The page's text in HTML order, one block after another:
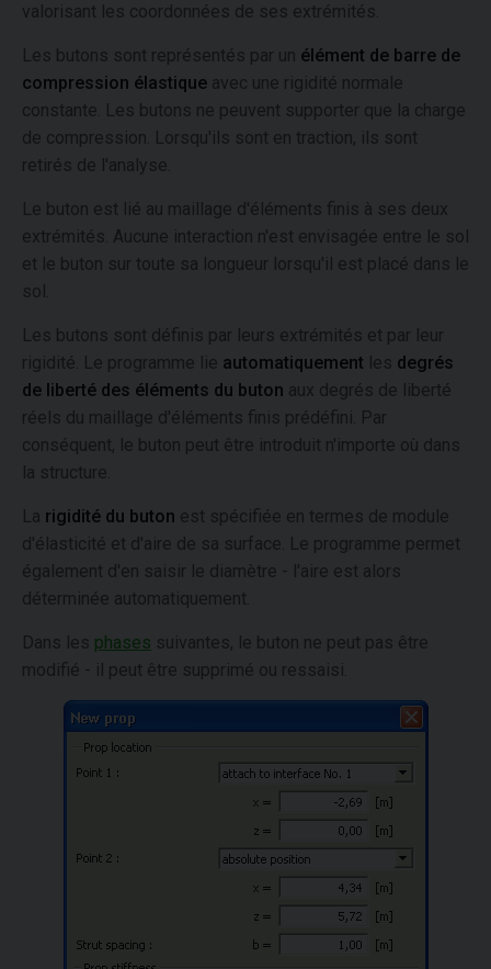
valorisant les coordonnées de ses extrémités.
Les butons sont représentés par un élément de barre de
compression élastique avec une rigidité normale
constante. Les butons ne peuvent supporter que la charge
de compression. Lorsqu'ils sont en traction, ils sont
retirés de l'analyse.
Le buton est lié au maillage d'éléments finis à ses deux
extrémités. Aucune interaction n'est envisagée entre le sol
et le buton sur toute sa longueur lorsqu'il est placé dans le
sol.
Les butons sont définis par leurs extrémités et par leur
rigidité. Le programme lie automatiquement les degrés
de liberté des éléments du buton aux degrés de liberté
réels du maillage d'éléments finis prédéfini. Par
conséquent, le buton peut être introduit n'importe où dans
la structure.
La rigidité du buton est spécifiée en termes de module
d'élasticité et d'aire de sa surface. Le programme permet
également d'en saisir le diamètre - l'aire est alors
déterminée automatiquement.
Dans les phases suivantes, le buton ne peut pas être
modifié - il peut être supprimé ou ressaisi.